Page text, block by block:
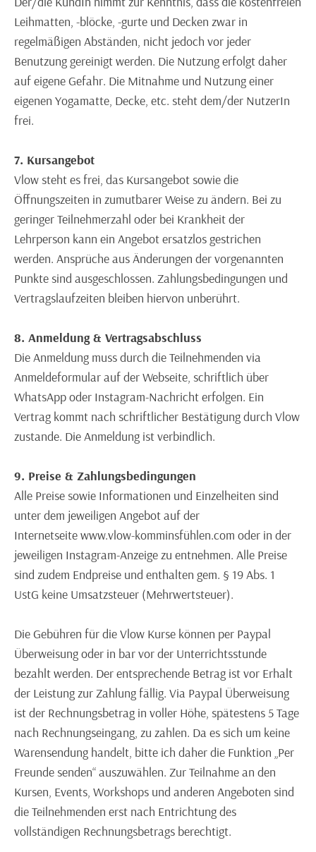
Leihmatten, -blöcke, -gurte und Decken zwar in
regelmäßigen Abständen, nicht jedoch vor jeder
Benutzung gereinigt werden. Die Nutzung erfolgt daher
auf eigene Gefahr. Die Mitnahme und Nutzung einer
eigenen Yogamatte, Decke, etc. steht dem/der NutzerIn
frei.
7. Kursangebot
Vlow steht es frei, das Kursangebot sowie die
Öffnungszeiten in zumutbarer Weise zu ändern. Bei zu
geringer Teilnehmerzahl oder bei Krankheit der
Lehrperson kann ein Angebot ersatzlos gestrichen
werden. Ansprüche aus Änderungen der vorgenannten
Punkte sind ausgeschlossen. Zahlungsbedingungen und
Vertragslaufzeiten bleiben hiervon unberührt.
8. Anmeldung & Vertragsabschluss
Die Anmeldung muss durch die Teilnehmenden via
Anmeldeformular auf der Webseite, schriftlich über
WhatsApp oder Instagram-Nachricht erfolgen. Ein
Vertrag kommt nach schriftlicher Bestätigung durch Vlow
zustande. Die Anmeldung ist verbindlich.
9. Preise & Zahlungsbedingungen
Alle Preise sowie Informationen und Einzelheiten sind
unter dem jeweiligen Angebot auf der
Internetseite www.vlow-komminsfühlen.com oder in der
jeweiligen Instagram-Anzeige zu entnehmen. Alle Preise
sind zudem Endpreise und enthalten gem. § 19 Abs. 1
UstG keine Umsatzsteuer (Mehrwertsteuer).
Die Gebühren für die Vlow Kurse können per Paypal
Überweisung oder in bar vor der Unterrichtsstunde
bezahlt werden. Der entsprechende Betrag ist vor Erhalt
der Leistung zur Zahlung fällig. Via Paypal Überweisung
ist der Rechnungsbetrag in voller Höhe, spätestens 5 Tage
nach Rechnungseingang, zu zahlen. Da es sich um keine
Warensendung handelt, bitte ich daher die Funktion „Per
Freunde senden“ auszuwählen. Zur Teilnahme an den
Kursen, Events, Workshops und anderen Angeboten sind
die Teilnehmenden erst nach Entrichtung des
vollständigen Rechnungsbetrags berechtigt.